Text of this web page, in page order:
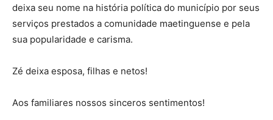
deixa seu nome na história política do município por seus
serviços prestados a comunidade maetinguense e pela
sua popularidade e carisma.
Zé deixa esposa, filhas e netos!
Aos familiares nossos sinceros sentimentos!